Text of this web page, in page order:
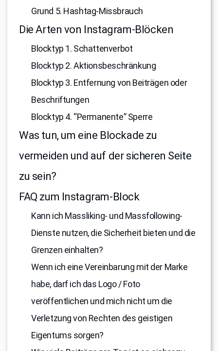
Grund 5. Hashtag-Missbrauch
Die Arten von Instagram-Blöcken
Blocktyp 1. Schattenverbot
Blocktyp 2. Aktionsbeschränkung
Blocktyp 3. Entfernung von Beiträgen oder
Beschriftungen
Blocktyp 4. “Permanente” Sperre
Was tun, um eine Blockade zu
vermeiden und auf der sicheren Seite
zu sein?
FAQ zum Instagram-Block
Kann ich Massliking- und Massfollowing-
Dienste nutzen, die Sicherheit bieten und die
Grenzen einhalten?
Wenn ich eine Vereinbarung mit der Marke
habe, darf ich das Logo / Foto
veröffentlichen und mich nicht um die
Verletzung von Rechten des geistigen
Eigentums sorgen?